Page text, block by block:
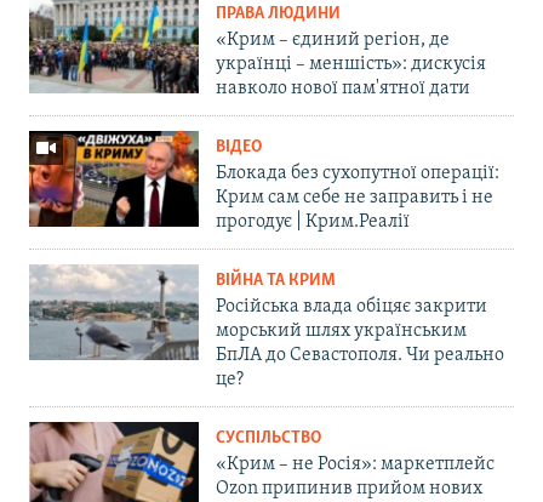
ПРАВА ЛЮДИНИ
«Крим – єдиний регіон, де
українці – меншість»: дискусія
навколо нової пам'ятної дати
ВІДЕО
Блокада без сухопутної операції:
Крим сам себе не заправить і не
прогодує | Крим.Реалії
ВІЙНА ТА КРИМ
Російська влада обіцяє закрити
морський шлях українським
БпЛА до Севастополя. Чи реально
це?
СУСПІЛЬСТВО
«Крим – не Росія»: маркетплейс
Ozon припинив прийом нових